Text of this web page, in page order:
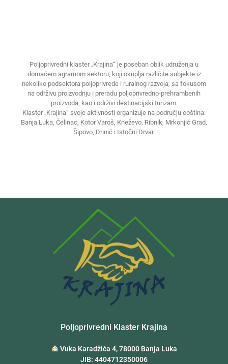
Poljoprivredni klaster „Krajina“ je poseban oblik udruženja u
domaćem agrarnom sektoru, koji okuplja različite subjekte iz
nekoliko podsektora poljoprivrede i ruralnog razvoja, sa fokusom
na održivu proizvodnju i preradu poljoprivredno-prehrambenih
proizvoda, kao i održivi destinacijski turizam.
Klaster „Krajina“ svoje aktivnosti organizuje na području opština:
Banja Luka, Čelinac, Kotor Varoš, Kneževo, Ribnik, Mrkonjić Grad,
Šipovo, Drinić i Istočni Drvar.
Poljoprivredni Klaster Krajina
Vuka Karadžića 4, 78000 Banja Luka
JIB: 4404712350006